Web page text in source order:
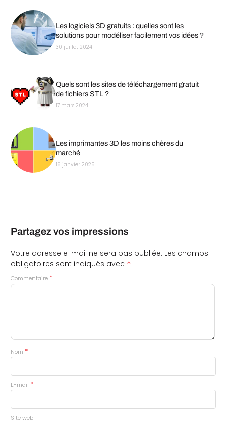
Les logiciels 3D gratuits : quelles sont les
solutions pour modéliser facilement vos idées ?
30 juillet 2024
Quels sont les sites de téléchargement gratuit
de fichiers STL ?
17 mars 2024
Les imprimantes 3D les moins chères du
marché
16 janvier 2025
Partagez vos impressions
Votre adresse e-mail ne sera pas publiée. Les champs
obligatoires sont indiqués avec *
Commentaire *
Nom *
E-mail *
Site web